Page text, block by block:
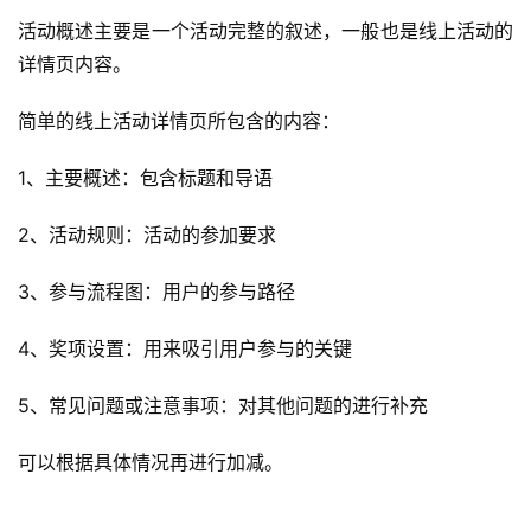
活动概述主要是一个活动完整的叙述，一般也是线上活动的
详情页内容。
简单的线上活动详情页所包含的内容：
1、主要概述：包含标题和导语
2、活动规则：活动的参加要求
3、参与流程图：用户的参与路径
4、奖项设置：用来吸引用户参与的关键
5、常见问题或注意事项：对其他问题的进行补充
可以根据具体情况再进行加减。